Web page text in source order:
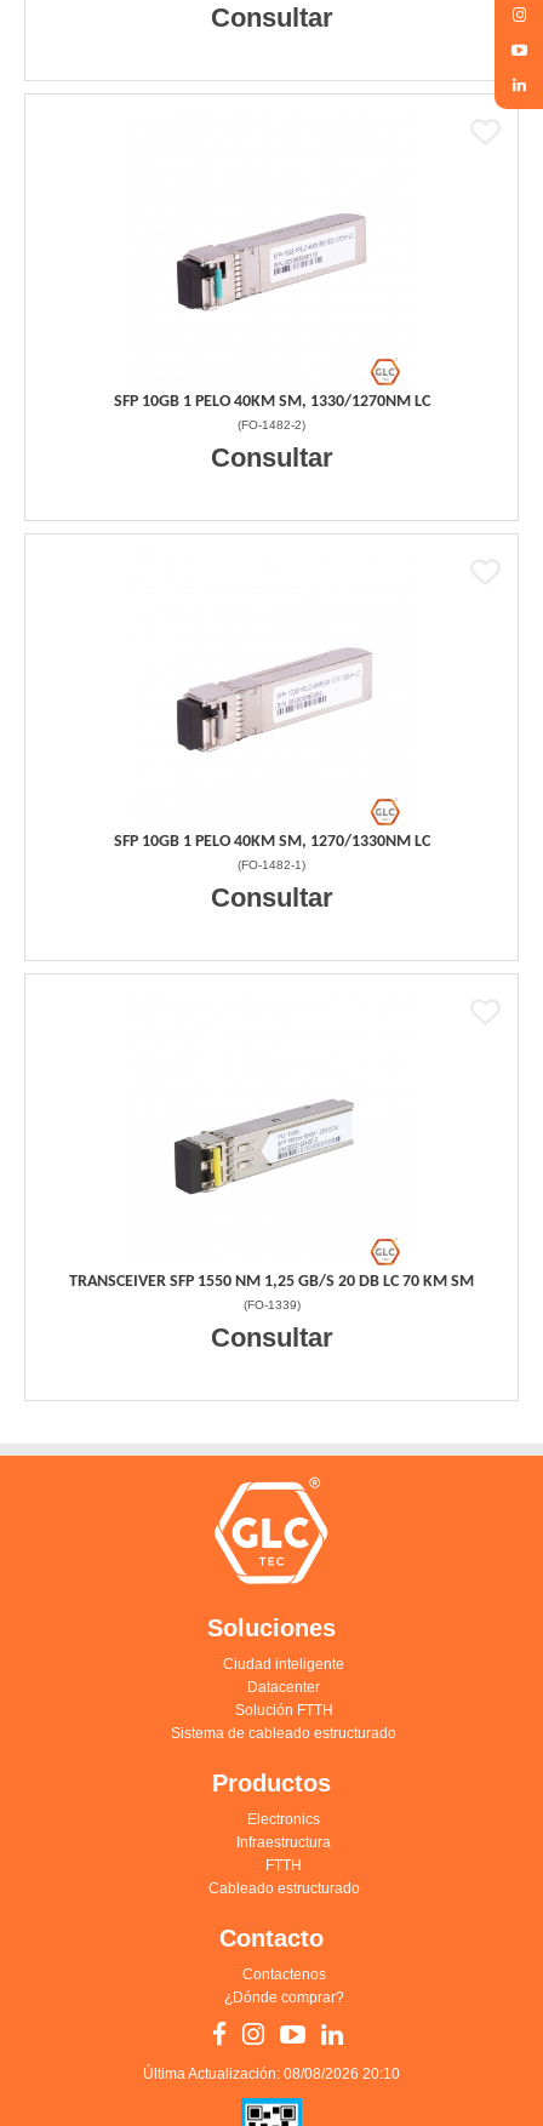
Consultar
SFP 10GB 1 PELO 40KM SM, 1330/1270NM LC
(FO-1482-2)
Consultar
SFP 10GB 1 PELO 40KM SM, 1270/1330NM LC
(FO-1482-1)
Consultar
TRANSCEIVER SFP 1550 NM 1,25 GB/S 20 DB LC 70 KM SM
(FO-1339)
Consultar
Soluciones
Ciudad inteligente
Datacenter
Solución FTTH
Sistema de cableado estructurado
Productos
Electronics
Infraestructura
FTTH
Cableado estructurado
Contacto
Contactenos
¿Dónde comprar?
Última Actualización: 08/08/2026 20:10